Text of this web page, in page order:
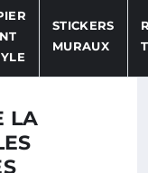
STICKERS
MURAUX
LA